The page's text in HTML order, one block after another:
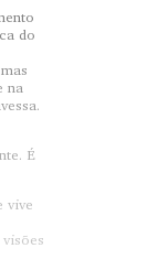
do
na
É
vive